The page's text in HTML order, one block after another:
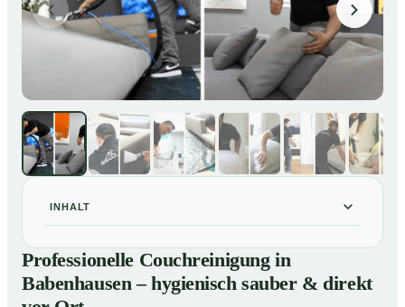
INHALT
01 Professionelle Couchreinigung in Babenhausen –
hygienisch sauber & direkt vor Ort
02Unsere Leistungen für Couchreinigung in Babenhausen
Professionelle Couchreinigung in
Babenhausen – hygienisch sauber & direkt